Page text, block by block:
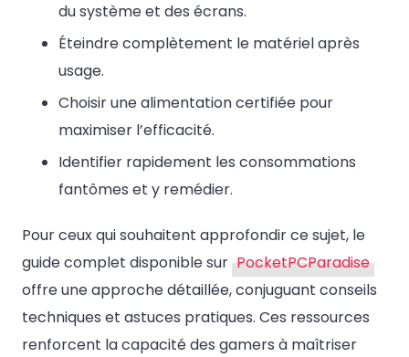
du système et des écrans.
Éteindre complètement le matériel après
usage.
Choisir une alimentation certifiée pour
maximiser l’efficacité.
Identifier rapidement les consommations
fantômes et y remédier.
Pour ceux qui souhaitent approfondir ce sujet, le
guide complet disponible sur PocketPCParadise
offre une approche détaillée, conjuguant conseils
techniques et astuces pratiques. Ces ressources
renforcent la capacité des gamers à maîtriser